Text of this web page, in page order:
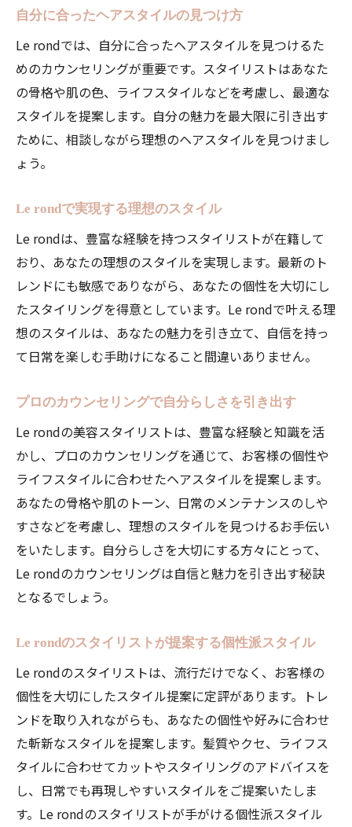
自分に合ったヘアスタイルの見つけ方
Le rondでは、自分に合ったヘアスタイルを見つけるた
めのカウンセリングが重要です。スタイリストはあなた
の骨格や肌の色、ライフスタイルなどを考慮し、最適な
スタイルを提案します。自分の魅力を最大限に引き出す
ために、相談しながら理想のヘアスタイルを見つけまし
ょう。
Le rondで実現する理想のスタイル
Le rondは、豊富な経験を持つスタイリストが在籍して
おり、あなたの理想のスタイルを実現します。最新のト
レンドにも敏感でありながら、あなたの個性を大切にし
たスタイリングを得意としています。Le rondで叶える理
想のスタイルは、あなたの魅力を引き立て、自信を持っ
て日常を楽しむ手助けになること間違いありません。
プロのカウンセリングで自分らしさを引き出す
Le rondの美容スタイリストは、豊富な経験と知識を活
かし、プロのカウンセリングを通じて、お客様の個性や
ライフスタイルに合わせたヘアスタイルを提案します。
あなたの骨格や肌のトーン、日常のメンテナンスのしや
すさなどを考慮し、理想のスタイルを見つけるお手伝い
をいたします。自分らしさを大切にする方々にとって、
Le rondのカウンセリングは自信と魅力を引き出す秘訣
となるでしょう。
Le rondのスタイリストが提案する個性派スタイル
Le rondのスタイリストは、流行だけでなく、お客様の
個性を大切にしたスタイル提案に定評があります。トレ
ンドを取り入れながらも、あなたの個性や好みに合わせ
た斬新なスタイルを提案します。髪質やクセ、ライフス
タイルに合わせてカットやスタイリングのアドバイスを
し、日常でも再現しやすいスタイルをご提案いたしま
す。Le rondのスタイリストが手がける個性派スタイル